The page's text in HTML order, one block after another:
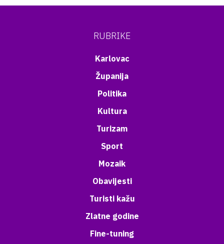
RUBRIKE
Karlovac
Županija
Politika
Kultura
Turizam
Sport
Mozaik
Obavijesti
Turisti kažu
Zlatne godine
Fine-tuning